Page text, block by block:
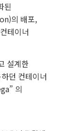
된
의 배포,
테이너
설계한
던 컨테이너
의